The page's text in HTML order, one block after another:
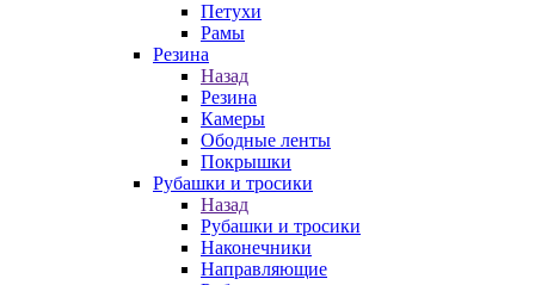
Петухи
Рамы
Резина
Назад
Резина
Камеры
Ободные ленты
Покрышки
Рубашки и тросики
Назад
Рубашки и тросики
Наконечники
Направляющие